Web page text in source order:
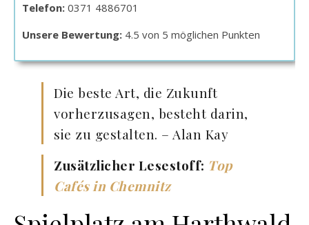
Telefon: 0371 4886701
Unsere Bewertung: 4.5 von 5 möglichen Punkten
Die beste Art, die Zukunft
vorherzusagen, besteht darin,
sie zu gestalten. – Alan Kay
Zusätzlicher Lesestoff: Top
Cafés in Chemnitz